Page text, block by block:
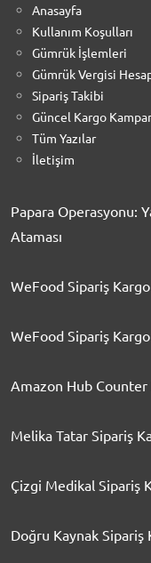
Anasayfa
Kullanım Koşulları
Gümrük İşlemleri
Gümrük Vergisi
Sipariş Takibi
Güncel Kargo
Tüm Yazılar
İletişim
Papara Operasyonu:
Ataması
WeFood Sipariş
WeFood Sipariş
Amazon Hub Counter
Melika Tatar Sipariş
Çizgi Medikal Sipariş
Doğru Kaynak Sipariş